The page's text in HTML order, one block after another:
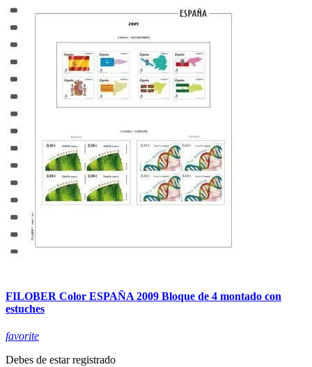
FILOBER Color ESPAÑA 2009 Bloque de 4 montado con
estuches
favorite
Debes de estar registrado